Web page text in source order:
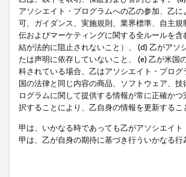
アソシエイト・プログラムへの乙の参加、乙
可、ガイダンス、実施規則、業界標準、自主
伝およびマーケティングに関する全ルールを
結が法的に阻止されないこと）、 (d) 乙がア
たは声明に依存していないこと、 (e) 乙が米
科されている場合、乙はアソシエイト・プロ
国の法律と同じ内容の商品、ソフトウェア、
ログラムに関して提供する情報が常に正確か
択することにより、乙自身の情報を更新するこ
甲は、いかなる時であっても乙がアソシエイ
甲は、乙が自身の期待に基づき行ういかなる